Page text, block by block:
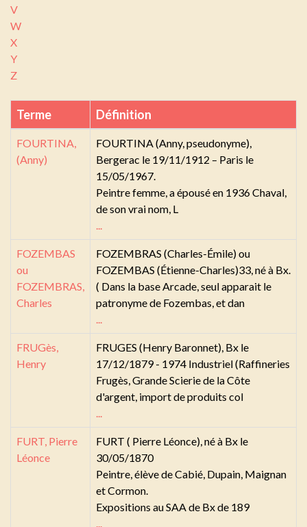
V
W
X
Y
Z
Terme Définition
FOURTINA,
(Anny)
FOURTINA (Anny, pseudonyme),
Bergerac le 19/11/1912 – Paris le
15/05/1967.
Peintre femme, a épousé en 1936 Chaval,
de son vrai nom, L
FOZEMBAS
ou
FOZEMBRAS,
Charles
FOZEMBRAS (Charles-Émile) ou
FOZEMBAS (Étienne-Charles)33, né à Bx.
( Dans la base Arcade, seul apparait le
patronyme de Fozembas, et dan
FRUGès,
Henry
FRUGES (Henry Baronnet), Bx le
17/12/1879 - 1974 Industriel (Raffineries
Frugès, Grande Scierie de la Côte
d'argent, import de produits col
FURT, Pierre
Léonce
FURT ( Pierre Léonce), né à Bx le
30/05/1870
Peintre, élève de Cabié, Dupain, Maignan
et Cormon.
Expositions au SAA de Bx de 189